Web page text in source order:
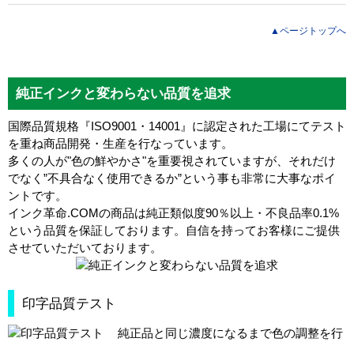
▲ページトップへ
純正インクと変わらない品質を追求
国際品質規格『ISO9001・14001』に認定された工場にてテスト
を重ね商品開発・生産を行なっています。
多くの人が"色の鮮やかさ"を重要視されていますが、それだけ
でなく”不具合なく使用できるか”という事も非常に大事なポイ
ントです。
インク革命.COMの商品は純正類似度90％以上・不良品率0.1%
という品質を保証しております。自信を持ってお客様にご提供
させていただいております。
印字品質テスト
純正品と同じ濃度になるまで色の調整を行